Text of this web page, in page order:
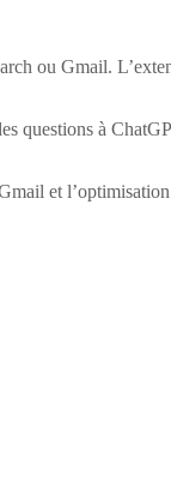
ou Gmail.
questions à
et